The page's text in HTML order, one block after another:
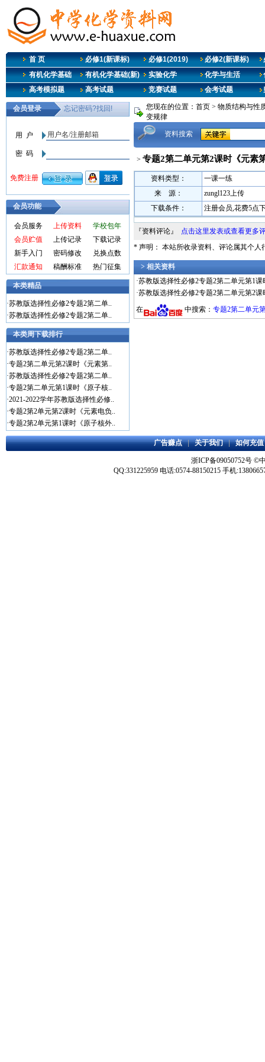
首 页 必修1(新课标) 必修1(2019) 必修2(新课标)
有机化学基础
有机化学基础(新) 实验化学 化学与生活
高考模拟题
高考试题 竞赛试题 会考试题
会员功能
会员服务 上传资料
学校包年
会员贮值
上传记录
下载记录
新手入门
密码修改
兑换点数
汇款通知
稿酬标准 热门征集
本类精品
·苏教版选择性必修2专题2第二单..
·苏教版选择性必修2专题2第二单..
本类周下载排行
·苏教版选择性必修2专题2第二单..
·专题2第二单元第2课时《元素第..
·苏教版选择性必修2专题2第二单..
·专题2第二单元第1课时《原子核..
·2021-2022学年苏教版选择性必修..
·专题2第2单元第2课时《元素电负..
·专题2第2单元第1课时《原子核外..
您现在的位置： 首页 > 物质结构与性
变规律
资料搜索
> 专题2第二单元第2课时《元素
资料类型：
一课一练
来 源：
zungl123上传
下载条件：
注册会员,花费5点
『资料评论』 点击这里发表或查看更多
* 声明： 本站所收录资料、评论属其个人
> 相关资料
·苏教版选择性必修2专题2第二单元第1
·苏教版选择性必修2专题2第二单元第2
在
中搜索： 专题2第二单元
广告赚点|关于我们|如何充值
浙ICP备09050752号 ©
QQ:331225959 电话:0574-88150215 手机